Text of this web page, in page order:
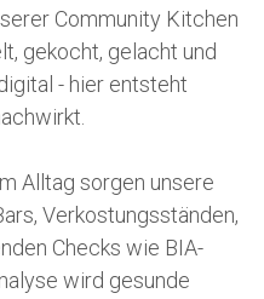
Community Kitchen
gekocht, gelacht und
- hier entsteht
Alltag sorgen unsere
Verkostungsständen,
Checks wie BIA-
wird gesunde